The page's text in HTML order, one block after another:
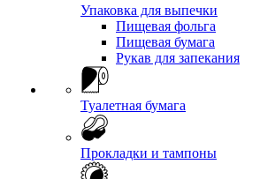
Упаковка для выпечки
Пищевая фольга
Пищевая бумага
Рукав для запекания
Туалетная бумага
Прокладки и тампоны